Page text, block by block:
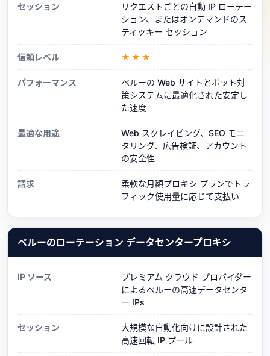
セッション
リクエストごとの自動 IP ローテー
ション、またはオンデマンドのス
ティッキー セッション
信頼レベル ★★★
パフォーマンス
ペルーの Web サイトとボット対
策システムに最適化された安定し
た速度
最適な用途
Web スクレイピング、SEO モニ
タリング、広告検証、アカウント
の安全性
請求
柔軟な月額プロキシ プランでトラ
フィック使用量に応じて支払い
ペルーのローテーション データセンタープロキシ
IP ソース
プレミアム クラウド プロバイダー
によるペルーの高速データセンタ
ー IPs
セッション
大規模な自動化向けに設計された
高速回転 IP プール